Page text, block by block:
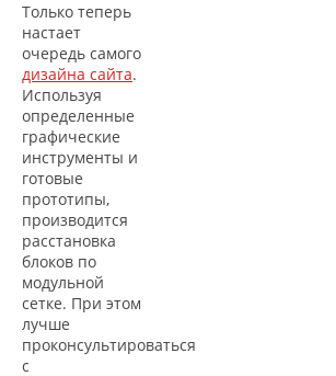
Только теперь
настает
очередь самого
дизайна сайта.
Используя
определенные
графические
инструменты и
готовые
прототипы,
производится
расстановка
блоков по
модульной
сетке. При этом
лучше
проконсультироваться
с